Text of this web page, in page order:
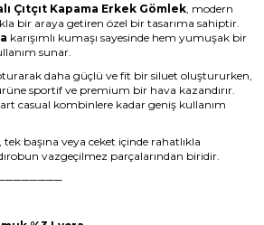
Çıtçıt Kapama Erkek Gömlek , modern
bir araya getiren özel bir tasarıma sahiptir.
karışımlı kumaşı sayesinde hem yumuşak bir
sunar.
daha güçlü ve fit bir siluet oluştururken,
sportif ve premium bir hava kazandırır.
casual kombinlere kadar geniş kullanım
başına veya ceket içinde rahatlıkla
vazgeçilmez parçalarından biridir.